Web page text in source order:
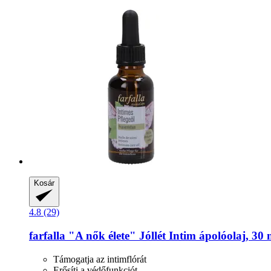
Kosár
4.8 (29)
farfalla "A nők élete" Jóllét Intim ápolóolaj, 30
Támogatja az intimflórát